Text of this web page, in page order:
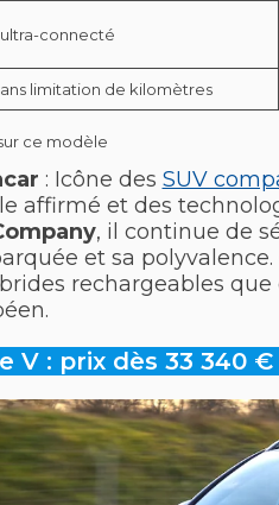
connecté
limitation de kilomètres
ce modèle
: Icône des SUV
affirmé et des
, il continue de
et sa
rechargeables
V : prix dès 33 340 €